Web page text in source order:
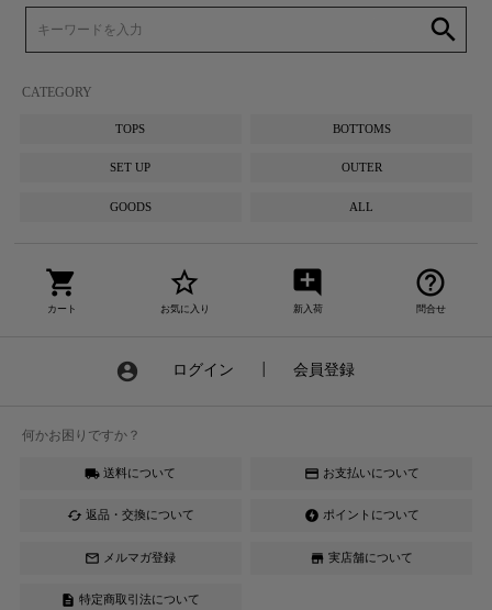
search
CATEGORY
TOPS BOTTOMS
SET UP OUTER
GOODS ALL
shopping_cart
カート
star_border
お気に入り
add_comment
新入荷
help_outline
問合せ
account_circle ログイン 会員登録
何かお困りですか？
local_shipping 送料について credit_card お支払いについて
cached 返品・交換について offline_bolt ポイントについて
mail_outline メルマガ登録 store 実店舗について
description 特定商取引法について